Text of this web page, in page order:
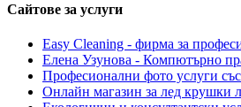
Сайтове за услуги
Easy Cleaning - фирма за
Елена Узунова - Компютърно
Професионални фото услуги
Онлайн магазин за лед крушки